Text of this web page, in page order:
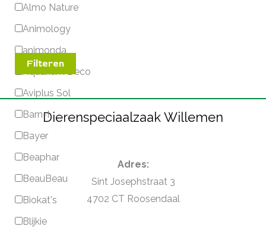
Almo Nature
Animology
animonda
Aquarium Deco
Aviplus Sol
Barn-I
Bayer
Beaphar
BeauBeau
Biokat's
Blijkie
Filteren
Dierenspeciaalzaak Willemen
Adres:
Sint Josephstraat 3
4702 CT Roosendaal